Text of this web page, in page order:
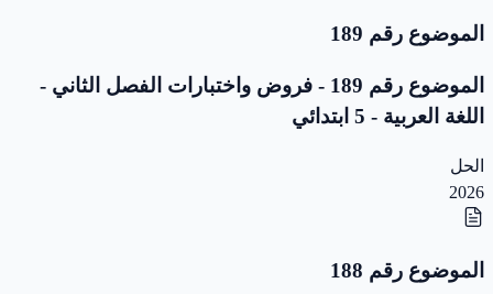
الموضوع رقم 189
الموضوع رقم 189 - فروض واختبارات الفصل الثاني -
اللغة العربية - 5 ابتدائي
الحل
2026
الموضوع رقم 188